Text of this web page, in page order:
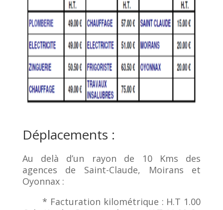
Déplacements :
Au delà d’un rayon de 10 Kms des
agences de Saint-Claude, Moirans et
Oyonnax :
* Facturation kilométrique : H.T 1.00